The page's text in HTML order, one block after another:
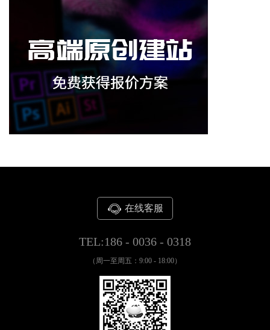
在线客服
TEL:186 - 0036 - 0318
（周一至周五：9:00 - 18:00）